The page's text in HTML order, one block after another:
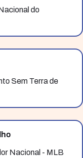
do
Sem Terra de
Coordenador Nacional - MLB